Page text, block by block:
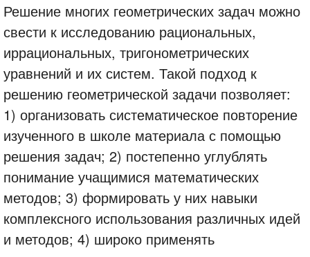
Решение многих геометрических задач можно
свести к исследованию рациональных,
иррациональных, тригонометрических
уравнений и их систем. Такой подход к
решению геометрической задачи позволяет:
1) организовать систематическое повторение
изученного в школе материала с помощью
решения задач; 2) постепенно углублять
понимание учащимися математических
методов; 3) формировать у них навыки
комплексного использования различных идей
и методов; 4) широко применять